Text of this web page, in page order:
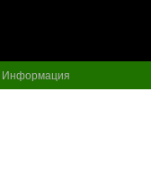
Информация